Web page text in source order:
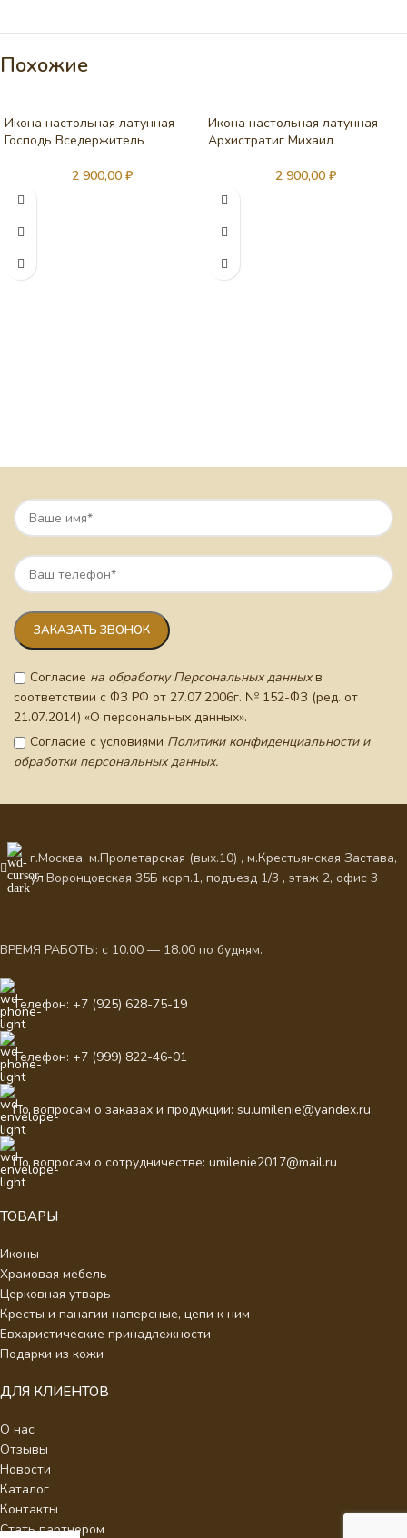
Похожие
Икона настольная латунная
Господь Вседержитель
2 900,00 ₽
Икона настольная латунная
Архистратиг Михаил
2 900,00 ₽
Согласие на обработку Персональных данныхв
соответствии с ФЗ РФ от 27.07.2006г. № 152-ФЗ (ред. от
21.07.2014) «О персональных данных».
Согласие с условиями Политики конфиденциальности и
обработки персональных данных.
г.Москва, м.Пролетарская (вых.10) , м.Крестьянская Застава,
ул.Воронцовская 35Б корп.1, подъезд 1/3 , этаж 2, офис 3
ВРЕМЯ РАБОТЫ: с 10.00 — 18.00 по будням.
Телефон: +7 (925) 628-75-19
Телефон: +7 (999) 822-46-01
По вопросам о заказах и продукции: su.umilenie@yandex.ru
По вопросам о сотрудничестве: umilenie2017@mail.ru
ТОВАРЫ
Иконы
Храмовая мебель
Церковная утварь
Кресты и панагии наперсные, цепи к ним
Евхаристические принадлежности
Подарки из кожи
ДЛЯ КЛИЕНТОВ
О нас
Отзывы
Новости
Каталог
Контакты
Стать партнером